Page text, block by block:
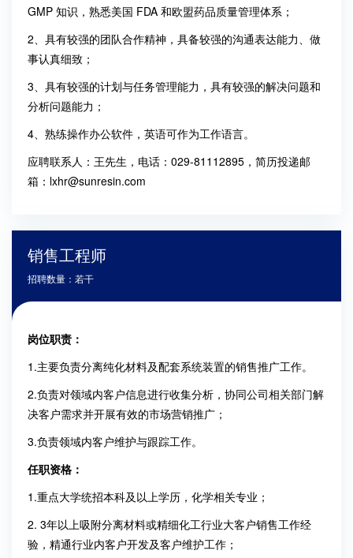
GMP 知识，熟悉美国 FDA 和欧盟药品质量管理体系；
2 、具有较强的团队合作精神，具备较强的沟通表达能力、做
事认真细致；
3 、具有较强的计划与任务管理能力，具有较强的解决问题和
分析问题能力；
4 、熟练操作办公软件，英语可作为工作语言。
应聘联系人：王先生，电话：029-81112895，简历投递邮
箱：lxhr@sunresin.com
销售工程师
招聘数量：若干
岗位职责：
1.主要负责分离纯化材料及配套系统装置的销售推广工作。
2.负责对领域内客户信息进行收集分析，协同公司相关部门解
决客户需求并开展有效的市场营销推广；
3.负责领域内客户维护与跟踪工作。
任职资格：
1.重点大学统招本科及以上学历，化学相关专业；
2. 3年以上吸附分离材料或精细化工行业大客户销售工作经
验，精通行业内客户开发及客户维护工作；